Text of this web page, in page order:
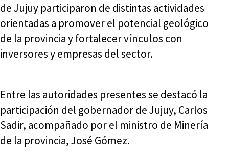
de Jujuy participaron de distintas actividades
orientadas a promover el potencial geológico
de la provincia y fortalecer vínculos con
inversores y empresas del sector.
Entre las autoridades presentes se destacó la
participación del gobernador de Jujuy, Carlos
Sadir, acompañado por el ministro de Minería
de la provincia, José Gómez.